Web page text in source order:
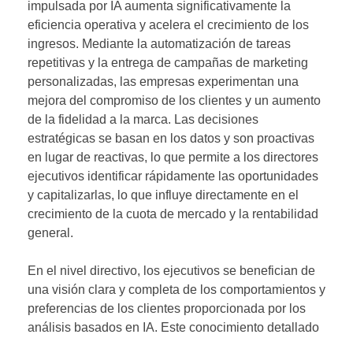
impulsada por IA aumenta significativamente la
eficiencia operativa y acelera el crecimiento de los
ingresos. Mediante la automatización de tareas
repetitivas y la entrega de campañas de marketing
personalizadas, las empresas experimentan una
mejora del compromiso de los clientes y un aumento
de la fidelidad a la marca. Las decisiones
estratégicas se basan en los datos y son proactivas
en lugar de reactivas, lo que permite a los directores
ejecutivos identificar rápidamente las oportunidades
y capitalizarlas, lo que influye directamente en el
crecimiento de la cuota de mercado y la rentabilidad
general.
En el nivel directivo, los ejecutivos se benefician de
una visión clara y completa de los comportamientos y
preferencias de los clientes proporcionada por los
análisis basados en IA. Este conocimiento detallado